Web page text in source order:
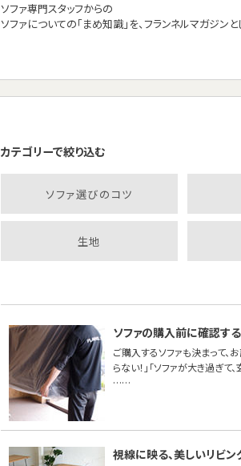
ソファ専門スタッフからの
ソファについての「まめ知識」を、フランネルマガジンと
カテゴリーで絞り込む
ソファ選びのコツ
生地
ソファの購入前に確認す
ご購入するソファも決まって、
らない！」「ソファが大き過ぎ
……
視線に映る、美しいリビン